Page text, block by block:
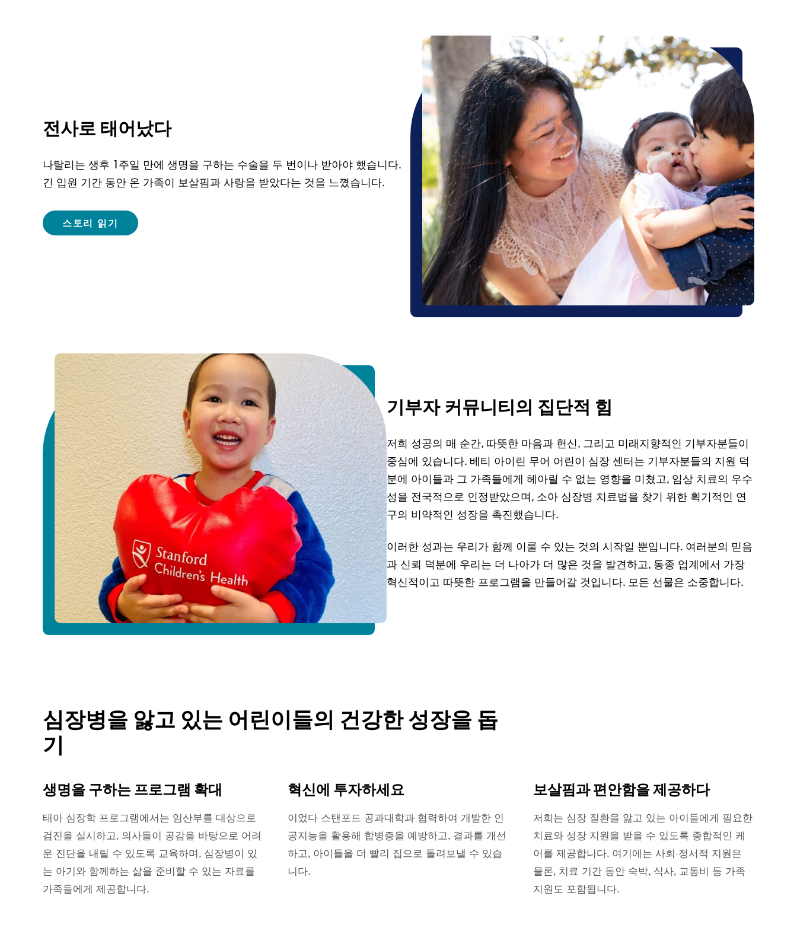
전사로 태어났다
나탈리는 생후 1주일 만에 생명을 구하는 수술을 두 번이나 받아야 했습니다.
긴 입원 기간 동안 온 가족이 보살핌과 사랑을 받았다는 것을 느꼈습니다.
스토리 읽기
기부자 커뮤니티의 집단적 힘
저희 성공의 매 순간, 따뜻한 마음과 헌신, 그리고 미래지향적인 기부자분들이
중심에 있습니다. 베티 아이린 무어 어린이 심장 센터는 기부자분들의 지원 덕
분에 아이들과 그 가족들에게 헤아릴 수 없는 영향을 미쳤고, 임상 치료의 우수
성을 전국적으로 인정받았으며, 소아 심장병 치료법을 찾기 위한 획기적인 연
구의 비약적인 성장을 촉진했습니다.
이러한 성과는 우리가 함께 이룰 수 있는 것의 시작일 뿐입니다. 여러분의 믿음
과 신뢰 덕분에 우리는 더 나아가 더 많은 것을 발견하고, 동종 업계에서 가장
혁신적이고 따뜻한 프로그램을 만들어갈 것입니다. 모든 선물은 소중합니다.
심장병을 앓고 있는 어린이들의 건강한 성장을 돕
기
생명을 구하는 프로그램 확대
태아 심장학 프로그램에서는 임산부를 대상으로
검진을 실시하고, 의사들이 공감을 바탕으로 어려
운 진단을 내릴 수 있도록 교육하며, 심장병이 있
는 아기와 함께하는 삶을 준비할 수 있는 자료를
가족들에게 제공합니다.
혁신에 투자하세요
이었다 스탠포드 공과대학과 협력하여 개발한 인
공지능을 활용해 합병증을 예방하고, 결과를 개선
하고, 아이들을 더 빨리 집으로 돌려보낼 수 있습
니다.
보살핌과 편안함을 제공하다
저희는 심장 질환을 앓고 있는 아이들에게 필요한
치료와 성장 지원을 받을 수 있도록 종합적인 케
어를 제공합니다. 여기에는 사회·정서적 지원은
물론, 치료 기간 동안 숙박, 식사, 교통비 등 가족
지원도 포함됩니다.